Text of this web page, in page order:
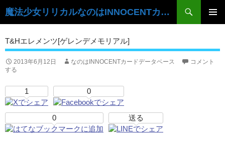
魔法少女リリカルなのはINNOCENTカードデータベース
検
索
イ
ン
テ
ン
ツ
へ
ッ
プ
T&Hエレメンツ[ゲレンデメモリアル]
2013年6月12日 なのはINNOCENTカードデータベース
コメント
する
1 0
0 送る